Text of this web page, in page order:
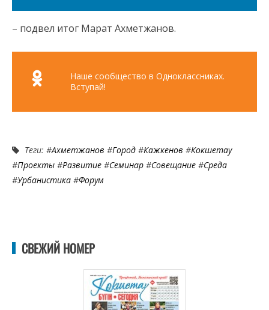
– подвел итог Марат Ахметжанов.
Наше сообщество в Одноклассниках.
Вступай!
Теги: #Ахметжанов #Город #Кажкенов #Кокшетау
#Проекты #Развитие #Семинар #Совещание #Среда
#Урбанистика #Форум
СВЕЖИЙ НОМЕР